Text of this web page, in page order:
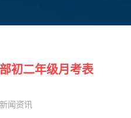
初二年级月考表
新闻资讯